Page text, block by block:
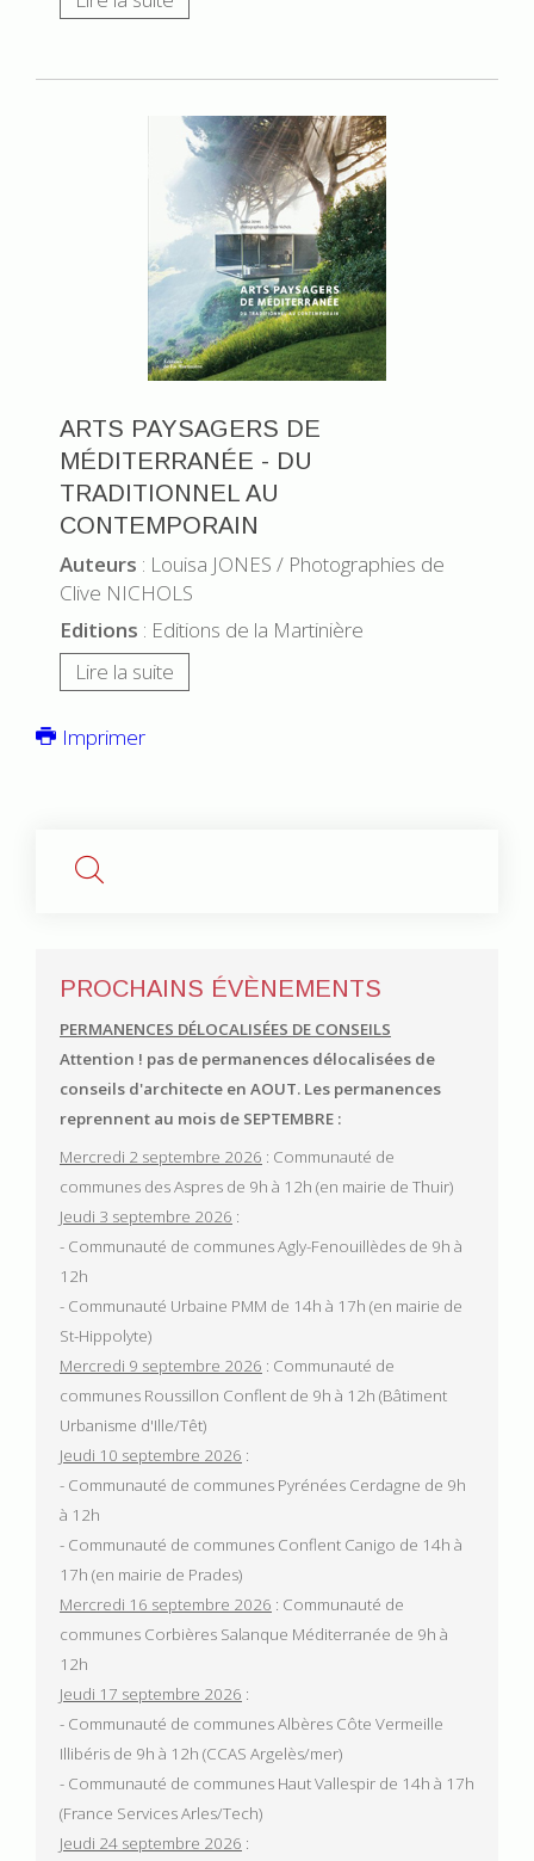
ARTS PAYSAGERS DE
MÉDITERRANÉE - DU
TRADITIONNEL AU
CONTEMPORAIN
Auteurs : Louisa JONES / Photographies de
Clive NICHOLS
Editions : Editions de la Martinière
Lire la suite
Imprimer
PROCHAINS ÉVÈNEMENTS
PERMANENCES DÉLOCALISÉES DE CONSEILS
Attention ! pas de permanences délocalisées de
conseils d'architecte en AOUT. Les permanences
reprennent au mois de SEPTEMBRE :
Mercredi 2 septembre 2026 : Communauté de
communes des Aspres de 9h à 12h (en mairie de Thuir)
Jeudi 3 septembre 2026 :
- Communauté de communes Agly-Fenouillèdes de 9h à
12h
- Communauté Urbaine PMM de 14h à 17h (en mairie de
St-Hippolyte)
Mercredi 9 septembre 2026 : Communauté de
communes Roussillon Conflent de 9h à 12h (Bâtiment
Urbanisme d'Ille/Têt)
Jeudi 10 septembre 2026 :
- Communauté de communes Pyrénées Cerdagne de 9h
à 12h
- Communauté de communes Conflent Canigo de 14h à
17h (en mairie de Prades)
Mercredi 16 septembre 2026 : Communauté de
communes Corbières Salanque Méditerranée de 9h à
12h
Jeudi 17 septembre 2026 :
- Communauté de communes Albères Côte Vermeille
Illibéris de 9h à 12h (CCAS Argelès/mer)
- Communauté de communes Haut Vallespir de 14h à 17h
(France Services Arles/Tech)
Jeudi 24 septembre 2026 :